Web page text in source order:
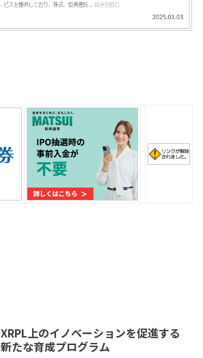
XRPL上のイノベーションを促進する
新たな育成プログラム